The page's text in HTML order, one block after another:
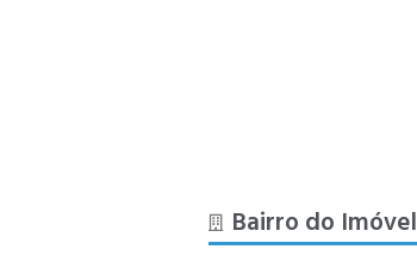
Bairro do Imóvel